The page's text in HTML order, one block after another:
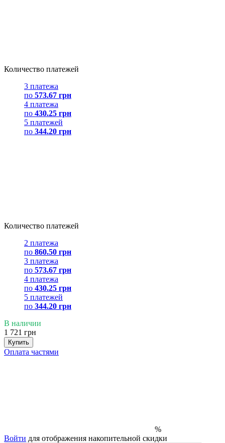
Количество платежей
3 платежа
по 573.67 грн
4 платежа
по 430.25 грн
5 платежей
по 344.20 грн
Количество платежей
2 платежа
по 860.50 грн
3 платежа
по 573.67 грн
4 платежа
по 430.25 грн
5 платежей
по 344.20 грн
В наличии
1 721 грн
Купить
Оплата частями
%
Войти для отображения накопительной скидки